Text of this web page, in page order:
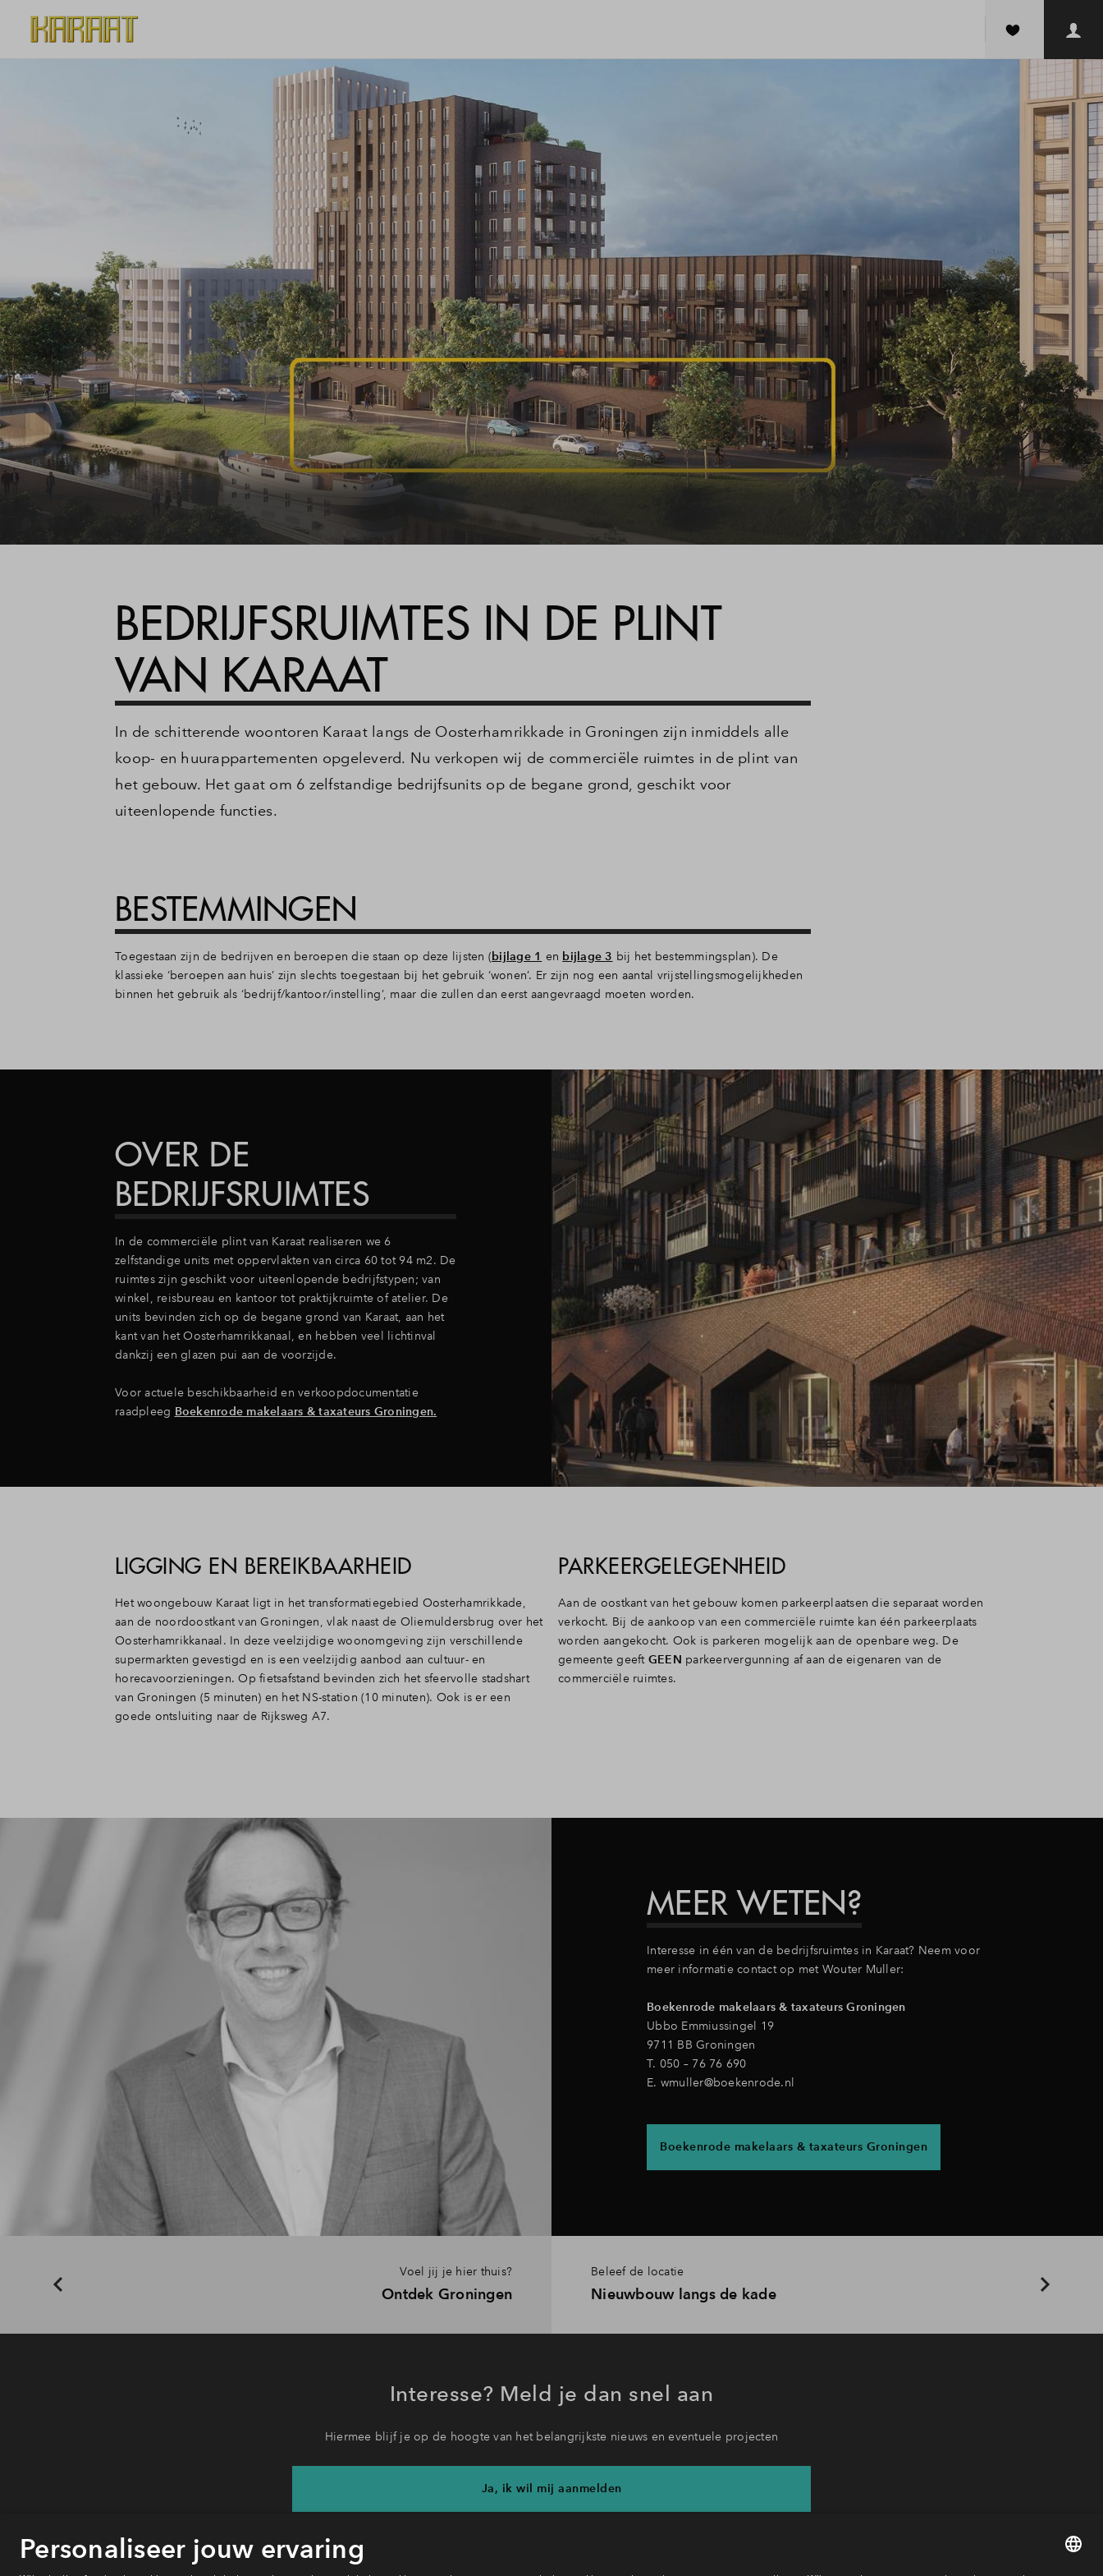
BEDRIJFSRUIMTES IN DE PLINT
VAN KARAAT
In de schitterende woontoren Karaat langs de Oosterhamrikkade in Groningen zijn inmiddels alle
koop- en huurappartementen opgeleverd. Nu verkopen wij de commerciële ruimtes in de plint van
het gebouw. Het gaat om 6 zelfstandige bedrijfsunits op de begane grond, geschikt voor
uiteenlopende functies.
BESTEMMINGEN
Toegestaan zijn de bedrijven en beroepen die staan op deze lijsten (bijlage 1 en bijlage 3 bij het bestemmingsplan). De
klassieke ‘beroepen aan huis’ zijn slechts toegestaan bij het gebruik ‘wonen’. Er zijn nog een aantal vrijstellingsmogelijkheden
binnen het gebruik als ‘bedrijf/kantoor/instelling’, maar die zullen dan eerst aangevraagd moeten worden.
OVER DE
BEDRIJFSRUIMTES
In de commerciële plint van Karaat realiseren we 6
zelfstandige units met oppervlakten van circa 60 tot 94 m2. De
ruimtes zijn geschikt voor uiteenlopende bedrijfstypen; van
winkel, reisbureau en kantoor tot praktijkruimte of atelier. De
units bevinden zich op de begane grond van Karaat, aan het
kant van het Oosterhamrikkanaal, en hebben veel lichtinval
dankzij een glazen pui aan de voorzijde.
Voor actuele beschikbaarheid en verkoopdocumentatie
raadpleeg Boekenrode makelaars & taxateurs Groningen.
LIGGING EN BEREIKBAARHEID
Het woongebouw Karaat ligt in het transformatiegebied Oosterhamrikkade,
aan de noordoostkant van Groningen, vlak naast de Oliemuldersbrug over het
Oosterhamrikkanaal. In deze veelzijdige woonomgeving zijn verschillende
supermarkten gevestigd en is een veelzijdig aanbod aan cultuur- en
horecavoorzieningen. Op fietsafstand bevinden zich het sfeervolle stadshart
van Groningen (5 minuten) en het NS-station (10 minuten). Ook is er een
goede ontsluiting naar de Rijksweg A7.
PARKEERGELEGENHEID
Aan de oostkant van het gebouw komen parkeerplaatsen die separaat worden
verkocht. Bij de aankoop van een commerciële ruimte kan één parkeerplaats
worden aangekocht. Ook is parkeren mogelijk aan de openbare weg. De
gemeente geeft GEEN parkeervergunning af aan de eigenaren van de
commerciële ruimtes.
MEER WETEN?
Interesse in één van de bedrijfsruimtes in Karaat? Neem voor
meer informatie contact op met Wouter Muller:
Boekenrode makelaars & taxateurs Groningen
Ubbo Emmiussingel 19
9711 BB Groningen
T. 050 – 76 76 690
E. wmuller@boekenrode.nl
Boekenrode makelaars & taxateurs Groningen
Voel jij je hier thuis?
Ontdek Groningen
Beleef de locatie
Nieuwbouw langs de kade
Interesse? Meld je dan snel aan
Hiermee blijf je op de hoogte van het belangrijkste nieuws en eventuele projecten
Ja, ik wil mij aanmelden
Heb je een vraag en wil je direct antwoord? Bel ons op